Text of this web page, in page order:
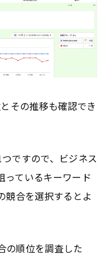
その推移も確認でき
ですので、ビジネス
っているキーワード
競合を選択するとよ
の順位を調査した